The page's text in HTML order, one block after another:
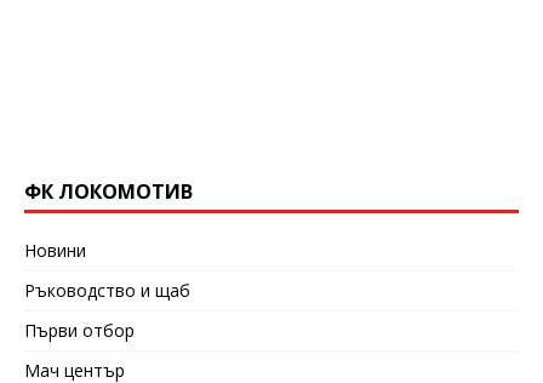
ФК ЛОКОМОТИВ
Новини
Ръководство и щаб
Първи отбор
Мач център